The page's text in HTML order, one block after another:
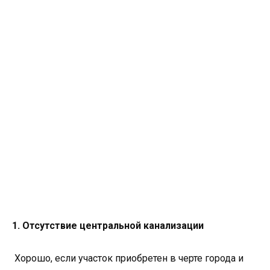
1. Отсутствие центральной канализации
Хорошо, если участок приобретен в черте города и